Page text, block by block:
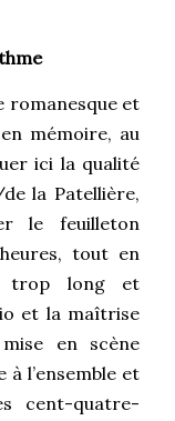
romanesque et
mémoire, au
ici la qualité
la Patellière,
le feuilleton
tout en
trop long et
et la maîtrise
en scène
l’ensemble et
cent-quatre-